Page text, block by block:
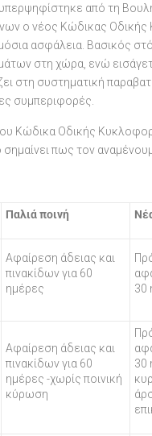
από τη
ο νέος Κώδικας
ασφάλεια. Βασικός
στη χώρα, ενώ
στη συστηματική
συμπεριφορές.
Κώδικα Οδικής
σημαίνει πως τον
Παλιά ποινή
Αφαίρεση άδειας και
πινακίδων για 60
ημέρες
30
Αφαίρεση άδειας και
πινακίδων για 60
ημέρες -χωρίς ποινική
κύρωση
30